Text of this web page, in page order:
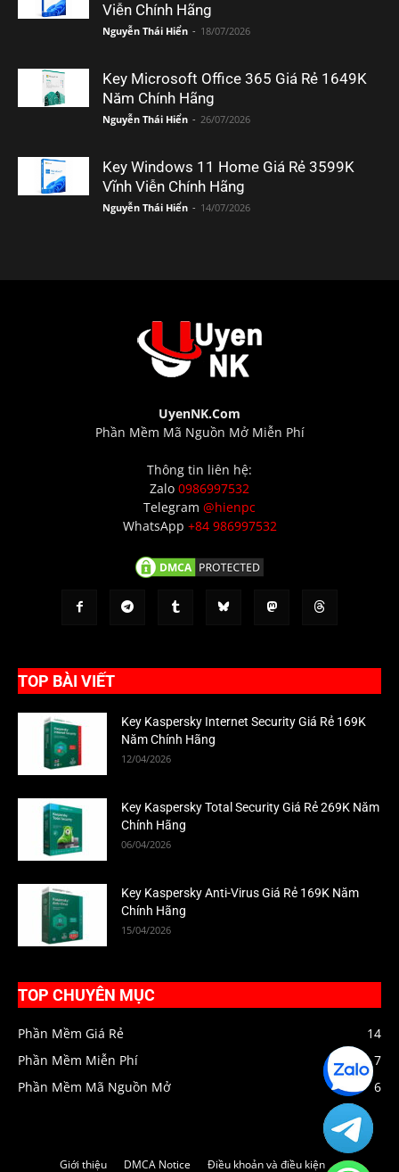
Viễn Chính Hãng
Nguyễn Thái Hiển - 18/07/2026
Key Microsoft Office 365 Giá Rẻ 1649K
Năm Chính Hãng
Nguyễn Thái Hiển - 26/07/2026
Key Windows 11 Home Giá Rẻ 3599K
Vĩnh Viễn Chính Hãng
Nguyễn Thái Hiển - 14/07/2026
UyenNK.Com
Phần Mềm Mã Nguồn Mở Miễn Phí
Thông tin liên hệ:
Zalo 0986997532
Telegram @hienpc
WhatsApp +84 986997532
TOP BÀI VIẾT
Key Kaspersky Internet Security Giá Rẻ 169K
Năm Chính Hãng
12/04/2026
Key Kaspersky Total Security Giá Rẻ 269K Năm
Chính Hãng
06/04/2026
Key Kaspersky Anti-Virus Giá Rẻ 169K Năm
Chính Hãng
15/04/2026
TOP CHUYÊN MỤC
Phần Mềm Giá Rẻ
14
Phần Mềm Miễn Phí
7
Phần Mềm Mã Nguồn Mở
6
Giới thiệu DMCA Notice Điều khoản và điều kiện
Zalo
HIENPC
HIENPC